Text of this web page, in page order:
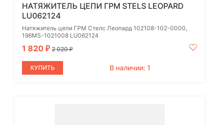
НАТЯЖИТЕЛЬ ЦЕПИ ГРМ STELS LEOPARD
LU062124
Натяжитель цепи ГРМ Стелс Леопард 102108-102-0000,
196MS-1021008 LU062124
1 820 ₽ 2 020₽
КУПИТЬ В наличии: 1